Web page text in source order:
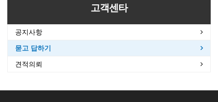
고객센타
공지사항
묻고 답하기
견적의뢰